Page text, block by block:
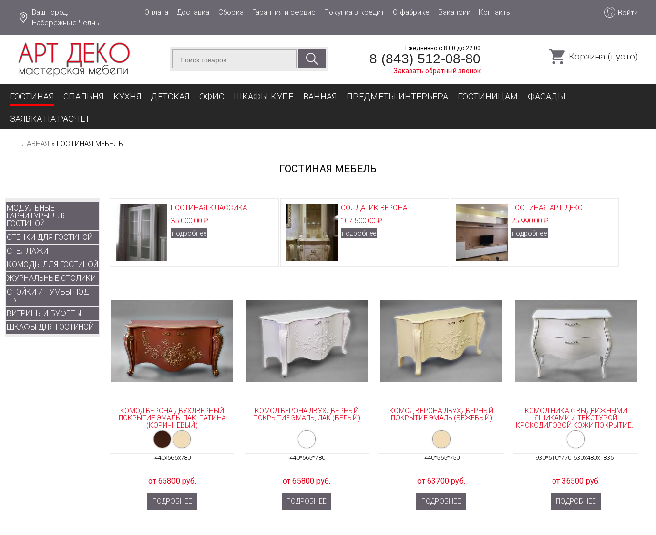
основному
содержанию
Ваш город:
Набережные Челны
Оплата Доставка Сборка Гарантия и сервис Покупка в кредит О фабрике Вакансии Контакты Войти
Ежедневно с 8:00 до 22:00
8 (843) 512-08-80
Заказать обратный звонок
Корзина (пусто)
ГОСТИНАЯ СПАЛЬНЯ КУХНЯ ДЕТСКАЯ ОФИС ШКАФЫ-КУПЕ ВАННАЯ ПРЕДМЕТЫ ИНТЕРЬЕРА ГОСТИНИЦАМ ФАСАДЫ
ЗАЯВКА НА РАСЧЕТ
ГЛАВНАЯ » ГОСТИНАЯ МЕБЕЛЬ
ГОСТИНАЯ МЕБЕЛЬ
ГОСТИНАЯ КЛАССИКА
35 000,00 ₽
подробнее
СОЛДАТИК ВЕРОНА
107 500,00 ₽
подробнее
ГОСТИНАЯ АРТ ДЕКО
25 990,00 ₽
подробнее
КОМОД ВЕРОНА ДВУХДВЕРНЫЙ
ПОКРЫТИЕ ЭМАЛЬ, ЛАК, ПАТИНА
(КОРИЧНЕВЫЙ)
1440x565x780
от 65800 руб.
ПОДРОБНЕЕ
КОМОД ВЕРОНА ДВУХДВЕРНЫЙ
ПОКРЫТИЕ ЭМАЛЬ, ЛАК (БЕЛЫЙ)
1440*565*780
от 65800 руб.
ПОДРОБНЕЕ
КОМОД ВЕРОНА ДВУХДВЕРНЫЙ
ПОКРЫТИЕ ЭМАЛЬ (БЕЖЕВЫЙ)
1440*565*750
от 63700 руб.
ПОДРОБНЕЕ
КОМОД НИКА С ВЫДВИЖНЫМИ
ЯЩИКАМИ И ТЕКСТУРОЙ
КРОКОДИЛОВОЙ КОЖИ ПОКРЫТИЕ...
930*510*770 630x480x1835
от 36500 руб.
ПОДРОБНЕЕ
МОДУЛЬНЫЕ
ГАРНИТУРЫ ДЛЯ
ГОСТИНОЙ
СТЕНКИ ДЛЯ ГОСТИНОЙ
СТЕЛЛАЖИ
КОМОДЫ ДЛЯ ГОСТИНОЙ
ЖУРНАЛЬНЫЕ СТОЛИКИ
СТОЙКИ И ТУМБЫ ПОД
ТВ
ВИТРИНЫ И БУФЕТЫ
ШКАФЫ ДЛЯ ГОСТИНОЙ